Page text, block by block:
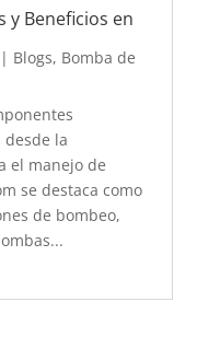
y Beneficios en
| Blogs, Bomba de
la
el manejo de
se destaca como
de bombeo,